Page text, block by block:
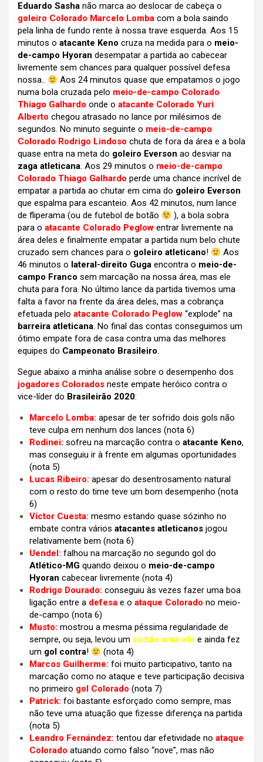
Eduardo Sasha não marca ao deslocar de cabeça o
goleiro Colorado Marcelo Lomba com a bola saindo
pela linha de fundo rente à nossa trave esquerda. Aos 15
minutos o atacante Keno cruza na medida para o meio-
de-campo Hyoran desempatar a partida ao cabecear
livremente sem chances para qualquer possível defesa
nossa..
Aos 24 minutos quase que empatamos o jogo
numa bola cruzada pelo meio-de-campo Colorado
Thiago Galhardo onde o atacante Colorado Yuri
Alberto chegou atrasado no lance por milésimos de
segundos. No minuto seguinte o meio-de-campo
Colorado Rodrigo Lindoso chuta de fora da área e a bola
quase entra na meta do goleiro Everson ao desviar na
zaga atleticana. Aos 29 minutos o meio-de-campo
Colorado Thiago Galhardo perde uma chance incrível de
empatar a partida ao chutar em cima do goleiro Everson
que espalma para escanteio. Aos 42 minutos, num lance
de fliperama (ou de futebol de botão
), a bola sobra
para o atacante Colorado Peglow entrar livremente na
área deles e finalmente empatar a partida num belo chute
cruzado sem chances para o goleiro atleticano!
Aos
46 minutos o lateral-direito Guga encontra o meio-de-
campo Franco sem marcação na nossa área, mas ele
chuta para fora. No último lance da partida tivemos uma
falta a favor na frente da área deles, mas a cobrança
efetuada pelo atacante Colorado Peglow “explode” na
barreira atleticana. No final das contas conseguimos um
ótimo empate fora de casa contra uma das melhores
equipes do Campeonato Brasileiro.
Segue abaixo a minha análise sobre o desempenho dos
jogadores Colorados neste empate heróico contra o
vice-líder do Brasileirão 2020:
Marcelo Lomba: apesar de ter sofrido dois gols não
teve culpa em nenhum dos lances (nota 6)
Rodinei: sofreu na marcação contra o atacante Keno,
mas conseguiu ir à frente em algumas oportunidades
(nota 5)
Lucas Ribeiro: apesar do desentrosamento natural
com o resto do time teve um bom desempenho (nota
6)
Víctor Cuesta: mesmo estando quase sózinho no
embate contra vários atacantes atleticanos jogou
relativamente bem (nota 6)
Uendel: falhou na marcação no segundo gol do
Atlético-MG quando deixou o meio-de-campo
Hyoran cabecear livremente (nota 4)
Rodrigo Dourado: conseguiu às vezes fazer uma boa
ligação entre a defesa e o ataque Colorado no meio-
de-campo (nota 6)
Musto: mostrou a mesma péssima regularidade de
sempre, ou seja, levou um cartão amarelo e ainda fez
um gol contra!
(nota 4)
Marcos Guilherme: foi muito participativo, tanto na
marcação como no ataque e teve participação decisiva
no primeiro gol Colorado (nota 7)
Patrick: foi bastante esforçado como sempre, mas
não teve uma atuação que fizesse diferença na partida
(nota 5)
Leandro Fernández: tentou dar efetividade no ataque
Colorado atuando como falso “nove”, mas não